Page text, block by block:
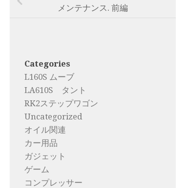
メンテナンス. 前編
Categories
L160S ムーブ
LA610S タント
RK2ステップワゴン
Uncategorized
オイル関連
カー用品
ガジェット
ゲーム
コンプレッサー